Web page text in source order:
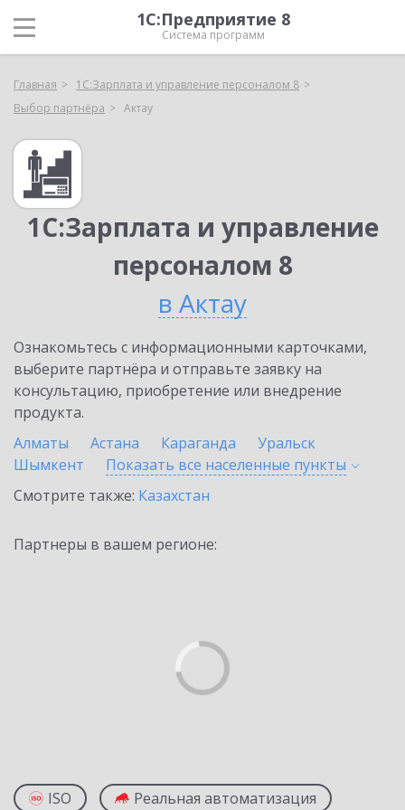
1С:Предприятие 8
Система программ
Главная
1С:Зарплата и управление персоналом 8
Выбор партнёра
Актау
1С:Зарплата и управление
персоналом 8
в Актау
Ознакомьтесь с информационными карточками,
выберите партнёра и отправьте заявку на
консультацию, приобретение или внедрение
продукта.
Алматы
Астана Караганда
Уральск
Шымкент
Показать все населенные пункты
Смотрите также: Казахстан
Партнеры в вашем регионе:
ISO Реальная автоматизация